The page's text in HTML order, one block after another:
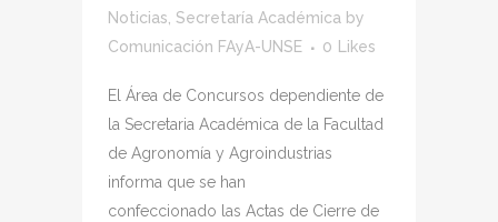
Noticias, Secretaría Académica by
Comunicación FAyA-UNSE
0 Likes
El Área de Concursos dependiente de
la Secretaria Académica de la Facultad
de Agronomía y Agroindustrias
informa que se han
confeccionado las Actas de Cierre de